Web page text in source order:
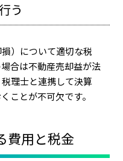
う
）について適切な税
合は不動産売却益が法
理士と連携して決算
ことが不可欠です。
費用と税金